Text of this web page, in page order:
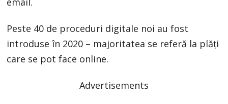
Peste 40 de proceduri digitale noi au fost
introduse în 2020 – majoritatea se referă la plăţi
care se pot face online.
Advertisements